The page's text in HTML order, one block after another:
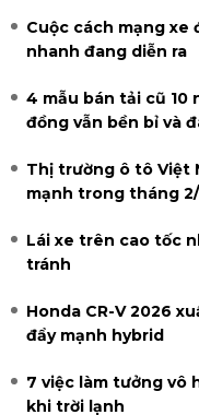
Cuộc cách mạng xe
nhanh đang diễn ra
4 mẫu bán tải cũ
đồng vẫn bền bỉ và
Thị trường ô tô Việt
mạnh trong tháng
Lái xe trên cao tốc
tránh
Honda CR-V 2026
đẩy mạnh hybrid
7 việc làm tưởng vô
khi trời lạnh